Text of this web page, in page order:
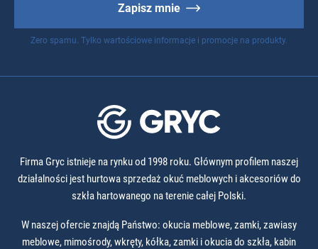
Zapisz mnie
Zero spamu. Tylko wartościowe informacje i promocje na produkty.
Firma Gryc istnieje na rynku od 1998 roku. Głównym profilem naszej
działalności jest hurtowa sprzedaż okuć meblowych i akcesoriów do
szkła hartowanego na terenie całej Polski.
W naszej ofercie znajdą Państwo: okucia meblowe, zamki, zawiasy
meblowe, mimośrody, wkręty, kółka, zamki i okucia do szkła, kabin